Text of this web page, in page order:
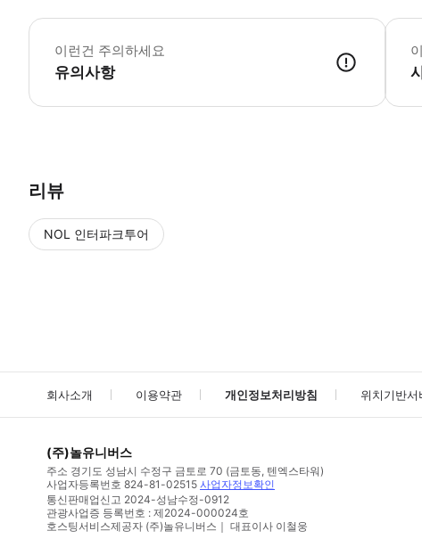
이런건 주의하세요
유의사항
* 소요
리뷰
NOL 인터파크투어
회사소개 이용약관 개인정보처리방침 위치기반
(주)놀유니버스
주소 경기도 성남시 수정구 금토로 70 (금토동, 텐엑스타워)
사업자등록번호 824-81-02515 사업자정보확인
통신판매업신고 2024-성남수정-0912
관광사업증 등록번호 : 제2024-000024호
호스팅서비스제공자 (주)놀유니버스｜ 대표이사 이철웅